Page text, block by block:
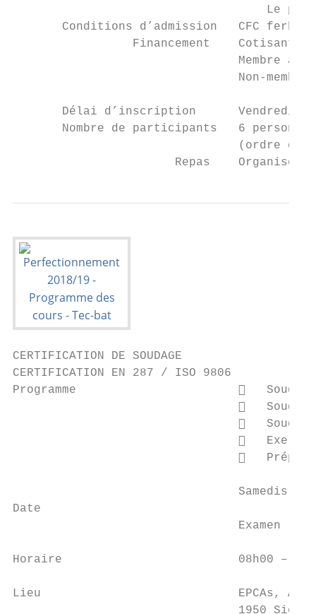
Le
Conditions d’admission   CFC
Financement    Cotisant
Membre
Non-
Délai d’inscription      Vendredi
Nombre de participants   6
(ordre
Repas    Organisé
CERTIFICATION DE SOUDAGE
CERTIFICATION EN 287 / ISO 9806
Programme                          Soudure




Samedis 16
Date
Examen :
Horaire                         08h00 –
Lieu                            EPCAs,
                                1950 Sion